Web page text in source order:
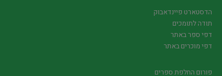
הדסטארט פיינדאבוק
תודה לתומכים
דפי ספר באתר
דפי מוכרים באתר
פורום החלפת ספרים